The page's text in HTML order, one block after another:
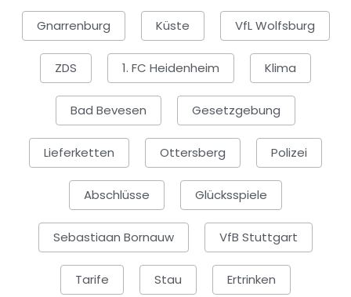
Gnarrenburg Küste VfL Wolfsburg
ZDS 1. FC Heidenheim Klima
Bad Bevesen Gesetzgebung
Lieferketten Ottersberg Polizei
Abschlüsse Glücksspiele
Sebastiaan Bornauw VfB Stuttgart
Tarife Stau Ertrinken